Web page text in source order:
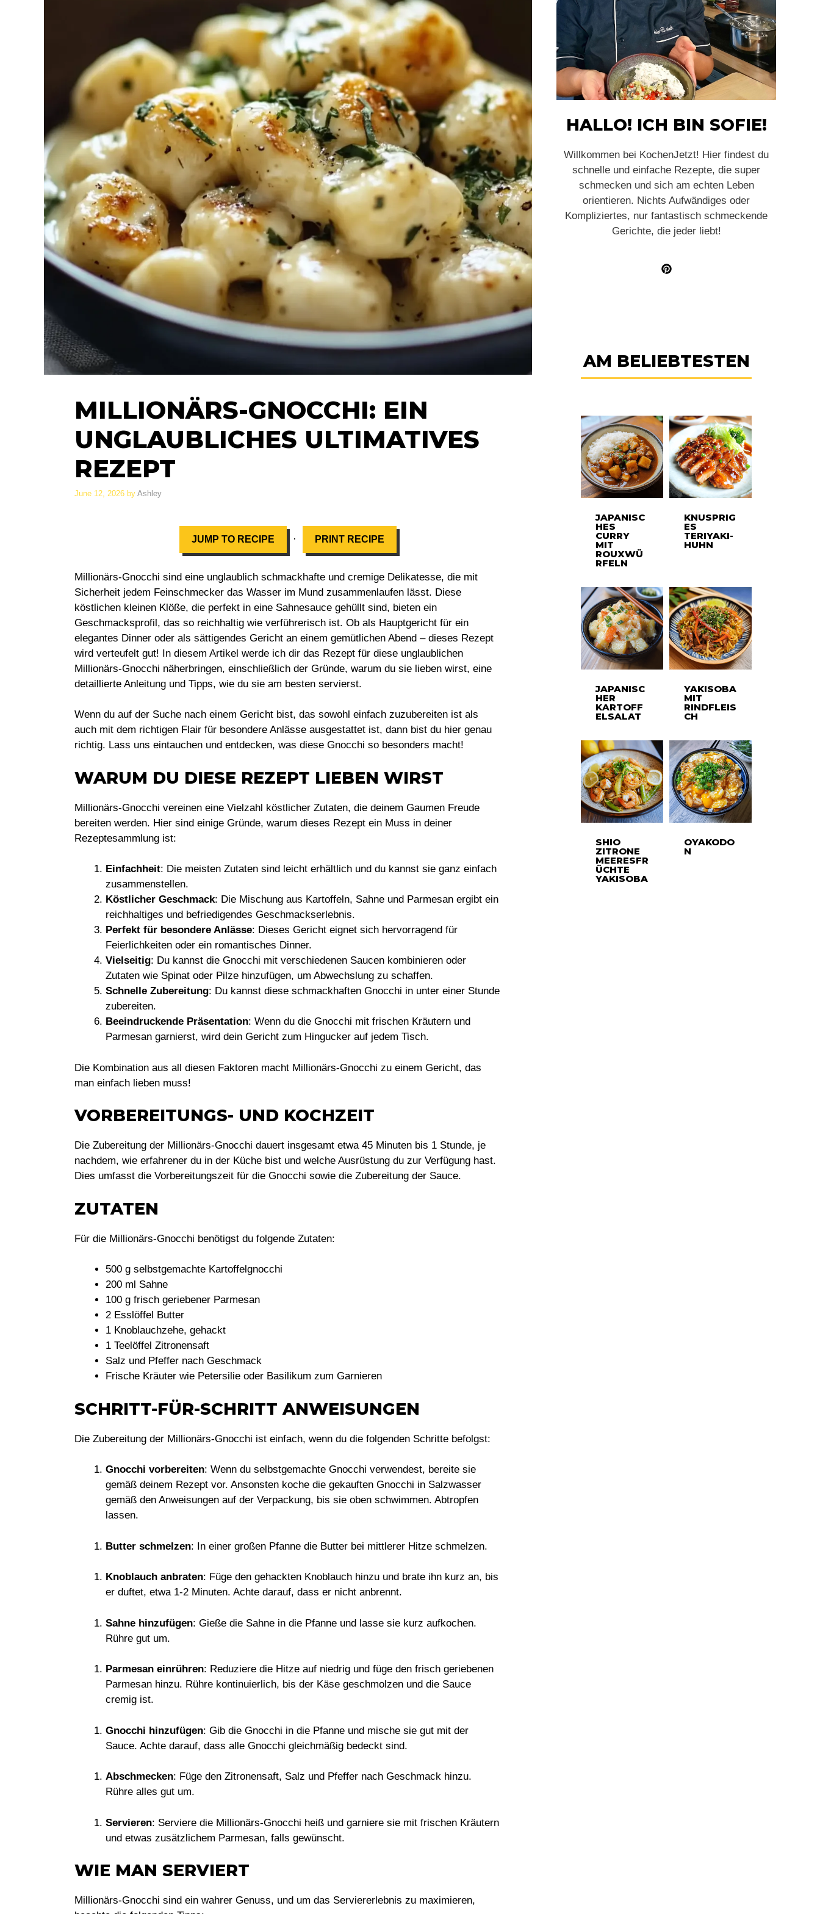
MILLIONÄRS-GNOCCHI: EIN
UNGLAUBLICHES ULTIMATIVES
REZEPT
June 12, 2026 by Ashley
JUMP TO RECIPE · PRINT RECIPE
Millionärs-Gnocchi sind eine unglaublich schmackhafte und cremige Delikatesse, die mit
Sicherheit jedem Feinschmecker das Wasser im Mund zusammenlaufen lässt. Diese
köstlichen kleinen Klöße, die perfekt in eine Sahnesauce gehüllt sind, bieten ein
Geschmacksprofil, das so reichhaltig wie verführerisch ist. Ob als Hauptgericht für ein
elegantes Dinner oder als sättigendes Gericht an einem gemütlichen Abend – dieses Rezept
wird verteufelt gut! In diesem Artikel werde ich dir das Rezept für diese unglaublichen
Millionärs-Gnocchi näherbringen, einschließlich der Gründe, warum du sie lieben wirst, eine
detaillierte Anleitung und Tipps, wie du sie am besten servierst.
Wenn du auf der Suche nach einem Gericht bist, das sowohl einfach zuzubereiten ist als
auch mit dem richtigen Flair für besondere Anlässe ausgestattet ist, dann bist du hier genau
richtig. Lass uns eintauchen und entdecken, was diese Gnocchi so besonders macht!
WARUM DU DIESE REZEPT LIEBEN WIRST
Millionärs-Gnocchi vereinen eine Vielzahl köstlicher Zutaten, die deinem Gaumen Freude
bereiten werden. Hier sind einige Gründe, warum dieses Rezept ein Muss in deiner
Rezeptesammlung ist:
Einfachheit: Die meisten Zutaten sind leicht erhältlich und du kannst sie ganz einfach
zusammenstellen.
Köstlicher Geschmack: Die Mischung aus Kartoffeln, Sahne und Parmesan ergibt ein
reichhaltiges und befriedigendes Geschmackserlebnis.
Perfekt für besondere Anlässe: Dieses Gericht eignet sich hervorragend für
Feierlichkeiten oder ein romantisches Dinner.
Vielseitig: Du kannst die Gnocchi mit verschiedenen Saucen kombinieren oder
Zutaten wie Spinat oder Pilze hinzufügen, um Abwechslung zu schaffen.
Schnelle Zubereitung: Du kannst diese schmackhaften Gnocchi in unter einer Stunde
zubereiten.
Beeindruckende Präsentation: Wenn du die Gnocchi mit frischen Kräutern und
Parmesan garnierst, wird dein Gericht zum Hingucker auf jedem Tisch.
Die Kombination aus all diesen Faktoren macht Millionärs-Gnocchi zu einem Gericht, das
man einfach lieben muss!
VORBEREITUNGS- UND KOCHZEIT
Die Zubereitung der Millionärs-Gnocchi dauert insgesamt etwa 45 Minuten bis 1 Stunde, je
nachdem, wie erfahrener du in der Küche bist und welche Ausrüstung du zur Verfügung hast.
Dies umfasst die Vorbereitungszeit für die Gnocchi sowie die Zubereitung der Sauce.
ZUTATEN
Für die Millionärs-Gnocchi benötigst du folgende Zutaten:
500 g selbstgemachte Kartoffelgnocchi
200 ml Sahne
100 g frisch geriebener Parmesan
2 Esslöffel Butter
1 Knoblauchzehe, gehackt
1 Teelöffel Zitronensaft
Salz und Pfeffer nach Geschmack
Frische Kräuter wie Petersilie oder Basilikum zum Garnieren
SCHRITT-FÜR-SCHRITT ANWEISUNGEN
Die Zubereitung der Millionärs-Gnocchi ist einfach, wenn du die folgenden Schritte befolgst:
Gnocchi vorbereiten: Wenn du selbstgemachte Gnocchi verwendest, bereite sie
gemäß deinem Rezept vor. Ansonsten koche die gekauften Gnocchi in Salzwasser
gemäß den Anweisungen auf der Verpackung, bis sie oben schwimmen. Abtropfen
lassen.
Butter schmelzen: In einer großen Pfanne die Butter bei mittlerer Hitze schmelzen.
Knoblauch anbraten: Füge den gehackten Knoblauch hinzu und brate ihn kurz an, bis
er duftet, etwa 1-2 Minuten. Achte darauf, dass er nicht anbrennt.
Sahne hinzufügen: Gieße die Sahne in die Pfanne und lasse sie kurz aufkochen.
Rühre gut um.
Parmesan einrühren: Reduziere die Hitze auf niedrig und füge den frisch geriebenen
Parmesan hinzu. Rühre kontinuierlich, bis der Käse geschmolzen und die Sauce
cremig ist.
Gnocchi hinzufügen: Gib die Gnocchi in die Pfanne und mische sie gut mit der
Sauce. Achte darauf, dass alle Gnocchi gleichmäßig bedeckt sind.
Abschmecken: Füge den Zitronensaft, Salz und Pfeffer nach Geschmack hinzu.
Rühre alles gut um.
Servieren: Serviere die Millionärs-Gnocchi heiß und garniere sie mit frischen Kräutern
und etwas zusätzlichem Parmesan, falls gewünscht.
WIE MAN SERVIERT
Millionärs-Gnocchi sind ein wahrer Genuss, und um das Serviererlebnis zu maximieren,
HALLO! ICH BIN SOFIE!
Willkommen bei KochenJetzt! Hier findest du
schnelle und einfache Rezepte, die super
schmecken und sich am echten Leben
orientieren. Nichts Aufwändiges oder
Kompliziertes, nur fantastisch schmeckende
Gerichte, die jeder liebt!
AM BELIEBTESTEN
JAPANISC
HES
CURRY
MIT
ROUXWÜ
RFELN
KNUSPRIG
ES
TERIYAKI-
HUHN
JAPANISC
HER
KARTOFF
ELSALAT
YAKISOBA
MIT
RINDFLEIS
CH
SHIO
ZITRONE
MEERESFR
ÜCHTE
YAKISOBA
OYAKODO
N